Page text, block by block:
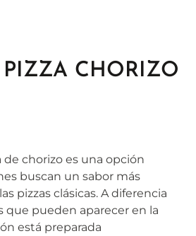
CHORIZO
de chorizo es una opción
buscan un sabor más
pizzas clásicas. A diferencia
que pueden aparecer en la
está preparada